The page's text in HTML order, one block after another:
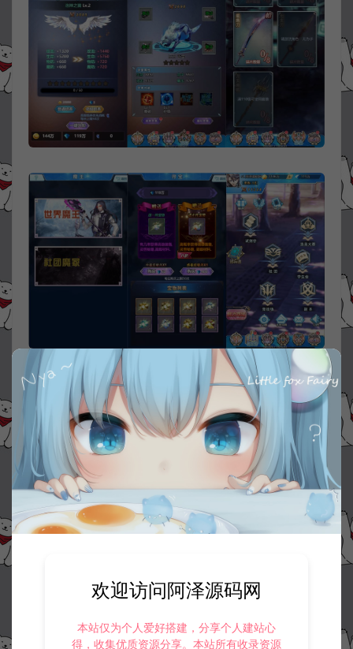
欢迎访问阿泽源码网
本站仅为个人爱好搭建，分享个人建站心
得，收集优质资源分享。本站所有收录资源